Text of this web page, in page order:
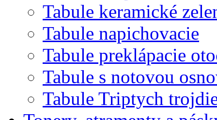
Tabule keramické
Tabule napichovacie
Tabule preklápacie
Tabule s notovou
Tabule Triptych